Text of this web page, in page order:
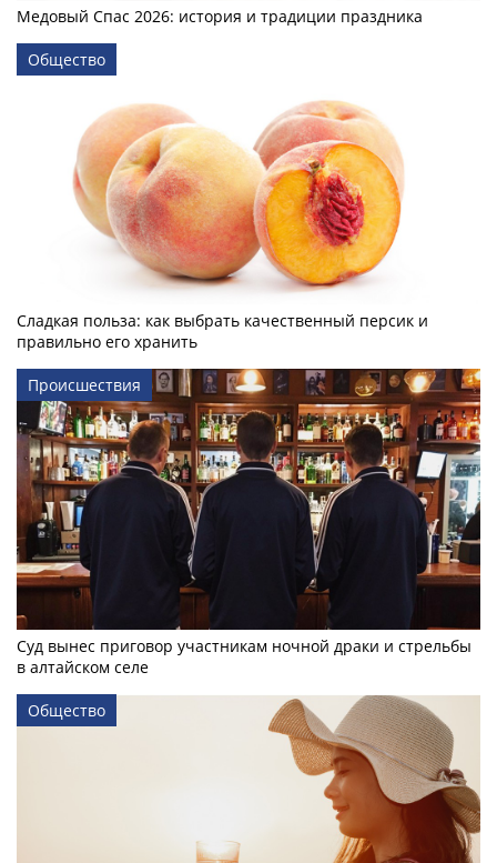
Медовый Спас 2026: история и традиции праздника
Общество
Сладкая польза: как выбрать качественный персик и
правильно его хранить
Происшествия
Суд вынес приговор участникам ночной драки и стрельбы
в алтайском селе
Общество